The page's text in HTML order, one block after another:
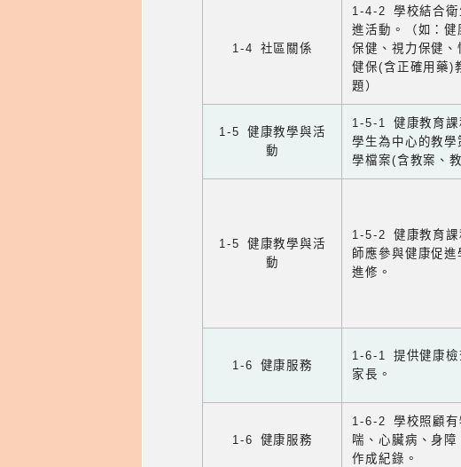
1-4 社區關係
1-4-2 學校結合衛
進活動。（如：
保健、視力保健
健保(含正確用藥)
題）
1-5 健康教學與活
動
1-5-1 健康教育課
學生為中心的教
學檔案(含教案、
1-5 健康教學與活
動
1-5-2 健康教育課
師應參與健康促
進修。
1-6 健康服務
1-6-1 提供健康檢
家長。
1-6 健康服務
1-6-2 學校照顧有
喘、心臟病、身
作成紀錄。